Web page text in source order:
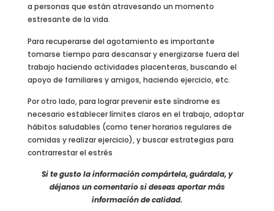
a personas que están atravesando un momento
estresante de la vida.
Para recuperarse del agotamiento es importante
tomarse tiempo para descansar y energizarse fuera del
trabajo haciendo actividades placenteras, buscando el
apoyo de familiares y amigos, haciendo ejercicio, etc.
Por otro lado, para lograr prevenir este síndrome es
necesario establecer límites claros en el trabajo, adoptar
hábitos saludables (como tener horarios regulares de
comidas y realizar ejercicio), y buscar estrategias para
contrarrestar el estrés
Si te gusto la información compártela, guárdala, y
déjanos un comentario si deseas aportar más
información de calidad.